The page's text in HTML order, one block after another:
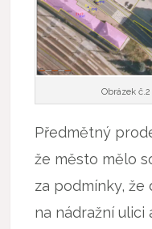
Obrázek
Předmětný
že město mělo
za podmínky, že
na nádražní ulici